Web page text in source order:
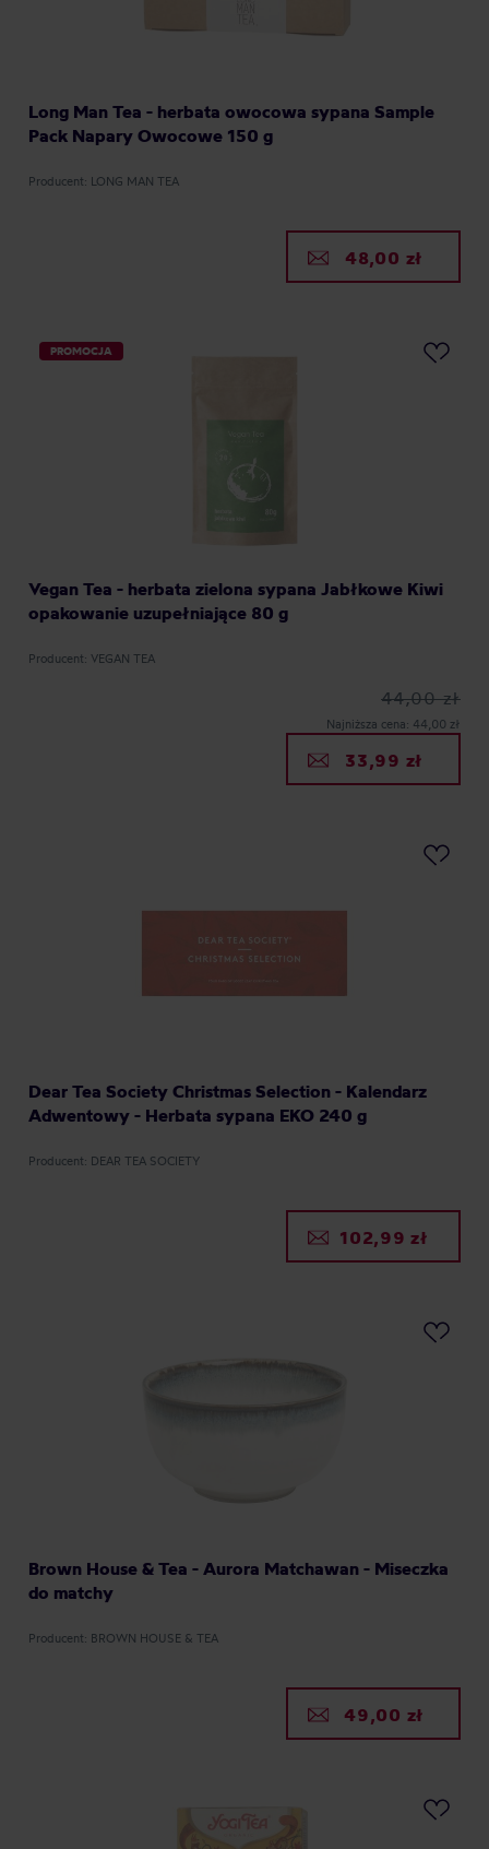
Long Man Tea - herbata owocowa sypana Sample
Pack Napary Owocowe 150 g
Producent: LONG MAN TEA
48,00 zł
PROMOCJA
Vegan Tea - herbata zielona sypana Jabłkowe Kiwi
opakowanie uzupełniające 80 g
Producent: VEGAN TEA
44,00 zł
Najniższa cena: 44,00 zł
33,99 zł
Dear Tea Society Christmas Selection - Kalendarz
Adwentowy - Herbata sypana EKO 240 g
Producent: DEAR TEA SOCIETY
102,99 zł
Brown House & Tea - Aurora Matchawan - Miseczka
do matchy
Producent: BROWN HOUSE & TEA
49,00 zł